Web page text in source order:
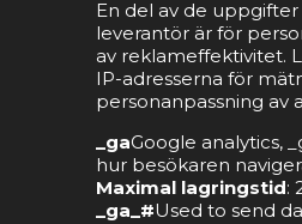
En del av de
leverantör är för
av reklameffektivitet.
IP-adresserna för
personanpassning av
_gaGoogle analytics,
hur besökaren
Maximal lagringstid:
_ga_#Used to send